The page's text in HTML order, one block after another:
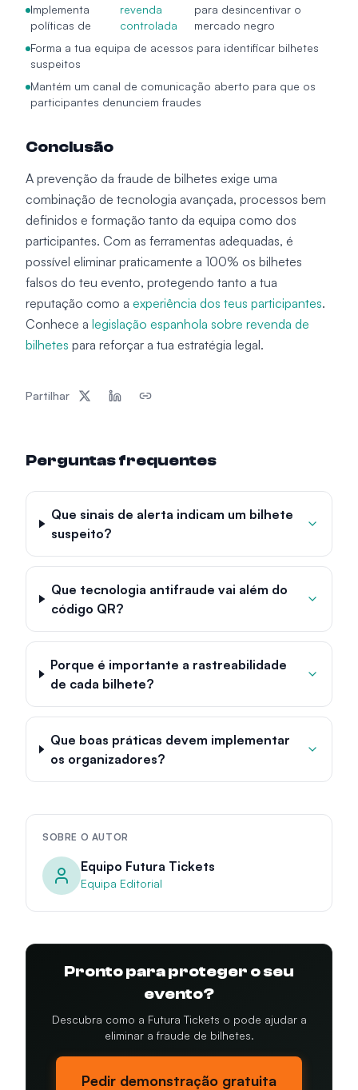
Implementa
políticas de
revenda
controlada
para desincentivar o
mercado negro
Forma a tua equipa de acessos para identificar bilhetes
suspeitos
Mantém um canal de comunicação aberto para que os
participantes denunciem fraudes
Conclusão
A prevenção da fraude de bilhetes exige uma
combinação de tecnologia avançada, processos bem
definidos e formação tanto da equipa como dos
participantes. Com as ferramentas adequadas, é
possível eliminar praticamente a 100% os bilhetes
falsos do teu evento, protegendo tanto a tua
reputação como a experiência dos teus participantes.
Conhece a legislação espanhola sobre revenda de
bilhetes para reforçar a tua estratégia legal.
Partilhar
Perguntas frequentes
Que sinais de alerta indicam um bilhete
suspeito?
Que tecnologia antifraude vai além do
código QR?
Porque é importante a rastreabilidade
de cada bilhete?
Que boas práticas devem implementar
os organizadores?
SOBRE O AUTOR
Equipo Futura Tickets
Equipa Editorial
Pronto para proteger o seu
evento?
Descubra como a Futura Tickets o pode ajudar a
eliminar a fraude de bilhetes.
Pedir demonstração gratuita